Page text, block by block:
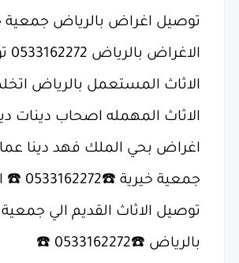
توصيل اغراض بالرياض جمعية
الاغراض بالرياض 0533162272 توصيل
الاثاث المستعمل بالرياض
الاثاث المهمله اصحاب دينات
اغراض بحي الملك فهد دينا
جمعية
توصيل الاثاث القديم الي جمعية
بالرياض ☎️0533162272 ☎️